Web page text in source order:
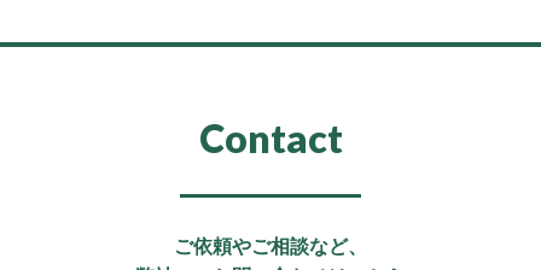
Contact
ご依頼やご相談など、